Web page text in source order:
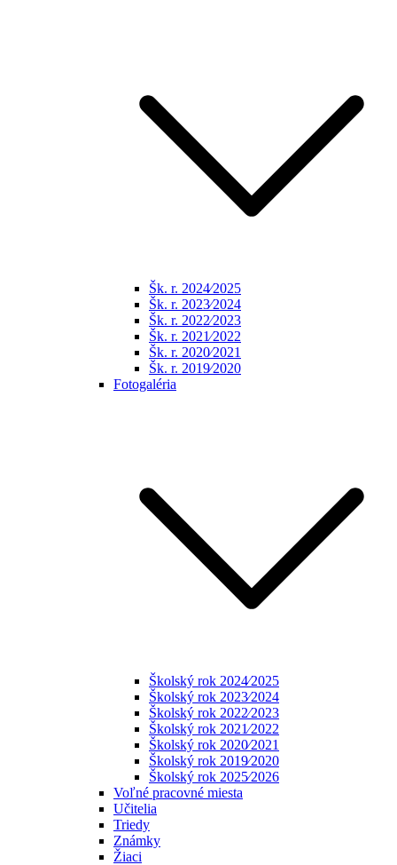
Šk. r. 2024⁄2025
Šk. r. 2023⁄2024
Šk. r. 2022⁄2023
Šk. r. 2021⁄2022
Šk. r. 2020⁄2021
Šk. r. 2019⁄2020
Fotogaléria
Školský rok 2024⁄2025
Školský rok 2023⁄2024
Školský rok 2022⁄2023
Školský rok 2021⁄2022
Školský rok 2020⁄2021
Školský rok 2019⁄2020
Školský rok 2025⁄2026
Voľné pracovné miesta
Učitelia
Triedy
Známky
Žiaci